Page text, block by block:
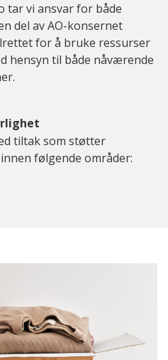
tar vi ansvar for både
del av AO-konsernet
for å bruke ressurser
hensyn til både nåværende
tiltak som støtter
følgende områder: